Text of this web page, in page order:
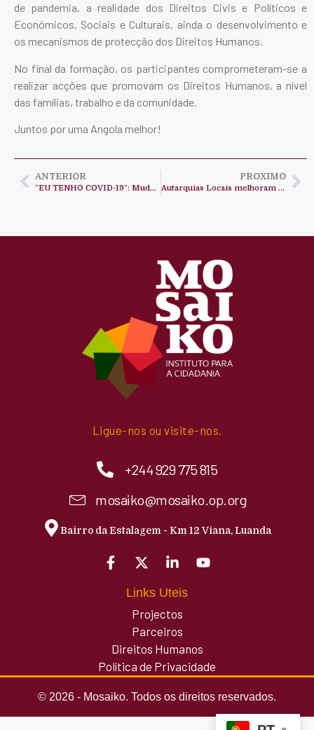
de pandemia, a realidade dos Direitos Civis e Políticos e
Económicos, Sociais e Culturais, ainda o desenvolvimento e
os mecanismos de protecção dos Direitos Humanos.
No final da formação, os participantes comprometeram-se a
realizar acções que promovam os Direitos Humanos, a nível
das famílias, trabalho e da comunidade.
Juntos por uma Angola melhor!
ANTERIOR
“EU TENHO COVID-19”: Mudança inesperada
PROXIMO
Autarquias Locais melhoram a vida dos cidadãos
Ligue-nos ou visite-nos.
+244 929 775 815
mosaiko@mosaiko.op.org
Bairro da Estalagem - Km 12 Viana, Luanda
Links Uteis
Projectos
Parceiros
Direitos Humanos
Política de Privacidade
© 2026 - Mosaiko. Todos os direitos reservados.